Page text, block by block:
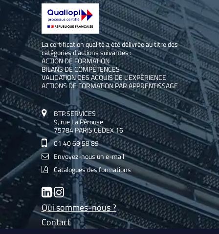
La certification qualité a été délivrée au titre des
catégories d’actions suivantes :
ACTION DE FORMATION
BILANS DE COMPÉTENCES
VALIDATION DES ACQUIS DE L’EXPÉRIENCE
ACTIONS DE FORMATION PAR APPRENTISSAGE
BTP.SERVICES
9, rue La Pérouse
75784 PARIS CEDEX 16
01 40 69 58 89
Envoyez-nous un e-mail
Catalogues des formations
LinkedInInstagram
Qui sommes-nous ?
Contact